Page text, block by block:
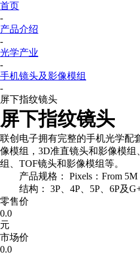
首页
-
产品介绍
-
光学产业
-
手机镜头及影像模组
-
屏下指纹镜头
屏下指纹镜头
联创电子拥有完整的手机光学配
像模组，3D准直镜头和影像模
组、TOF镜头和影像模组等。
产品规格： Pixels：From 5M
结构： 3P、4P、5P、6P及
零售价
0.0
元
市场价
0.0